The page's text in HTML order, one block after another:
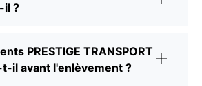
il ?
PRESTIGE TRANSPORT
il avant l'enlèvement ?